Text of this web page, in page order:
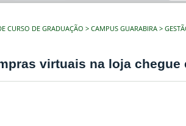
CURSO DE GRADUAÇÃO CAMPUS GUARABIRA
virtuais na loja chegue